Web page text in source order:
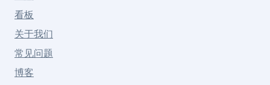
看板
关于我们
常见问题
博客